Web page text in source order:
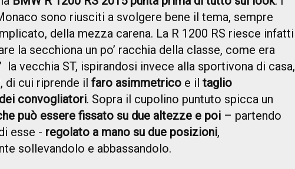
sono riusciti a svolgere bene il tema, sempre
della mezza carena. La R 1200 RS riesce infatti
la secchiona un po’ racchia della classe, come era
la vecchia ST, ispirandosi invece alla sportivona di casa,
di cui riprende il faro asimmetrico e il taglio
convogliatori. Sopra il cupolino puntuto spicca un
può essere fissato su due altezze e poi – partendo
esse - regolato a mano su due posizioni,
sollevandolo e abbassandolo.